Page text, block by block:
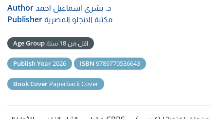
Authorد. بشرى اسماعيل احمد
Publisher مكتبة الانجلو المصرية
Age Group اقل من 18 سنة
Publish Year2026 ISBN 9789770536643
Book Cover Paperback Cover